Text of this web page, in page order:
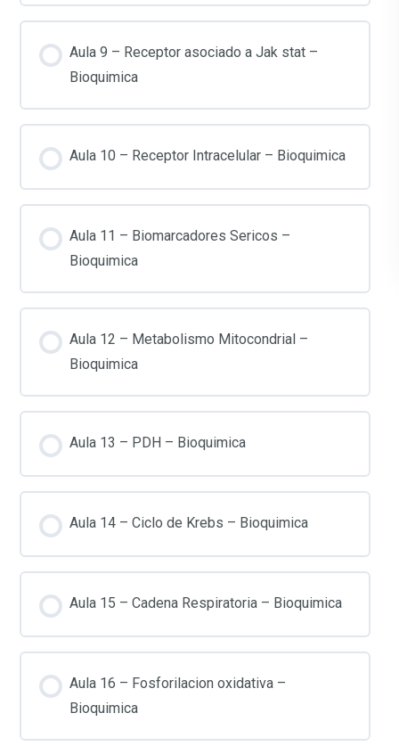
Aula 9 – Receptor asociado a Jak stat –
Bioquimica
Aula 10 – Receptor Intracelular – Bioquimica
Aula 11 – Biomarcadores Sericos –
Bioquimica
Aula 12 – Metabolismo Mitocondrial –
Bioquimica
Aula 13 – PDH – Bioquimica
Aula 14 – Ciclo de Krebs – Bioquimica
Aula 15 – Cadena Respiratoria – Bioquimica
Aula 16 – Fosforilacion oxidativa –
Bioquimica